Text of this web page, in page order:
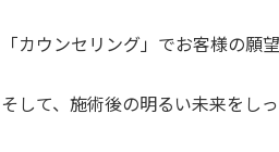
「カウンセリング」でお客様の願
そして、施術後の明るい未来をし